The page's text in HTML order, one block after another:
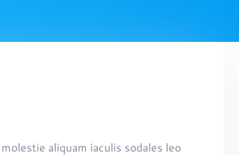
aliquam iaculis sodales leo